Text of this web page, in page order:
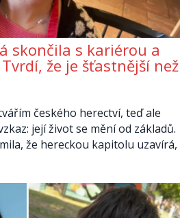
skončila s kariérou a
že je šťastnější než
českého herectví, teď ale
její život se mění od základů.
že hereckou kapitolu uzavírá,